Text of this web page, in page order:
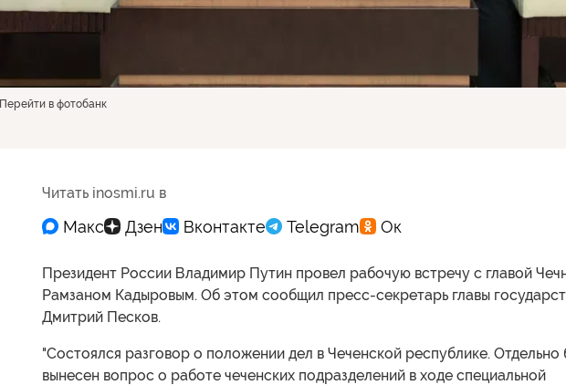
Перейти в фотобанк
Читать inosmi.ru в
Президент России Владимир Путин провел рабочую встречу с главой
Рамзаном Кадыровым. Об этом сообщил пресс-секретарь главы
Дмитрий Песков.
"Состоялся разговор о положении дел в Чеченской республике. Отдельно
вынесен вопрос о работе чеченских подразделений в ходе специальной